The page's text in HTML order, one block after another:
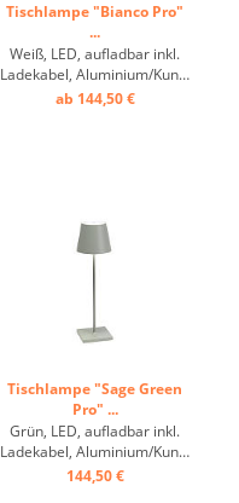
Tischlampe "Bianco Pro"
...
Weiß, LED, aufladbar inkl.
Ladekabel, Aluminium/Kunststoff,
ca. 9 h Betrieb, dimmbar ...
ab 144,50 €
Tischlampe "Sage Green
Pro" ...
Grün, LED, aufladbar inkl.
Ladekabel, Aluminium/Kunststoff,
ca. 9 h Betrieb, dimmbar ...
144,50 €